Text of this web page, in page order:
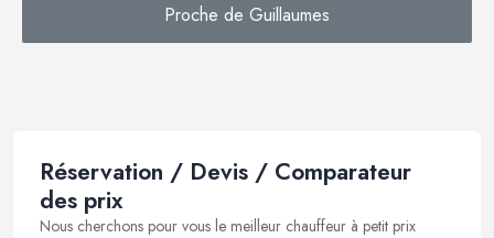
Proche de Guillaumes
Réservation / Devis / Comparateur
des prix
Nous cherchons pour vous le meilleur chauffeur à petit prix